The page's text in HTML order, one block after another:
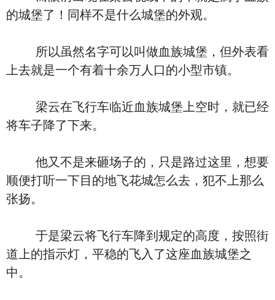
的城堡了！同样不是什么城堡的外观。
所以虽然名字可以叫做血族城堡，但外表看
上去就是一个有着十余万人口的小型市镇。
梁云在飞行车临近血族城堡上空时，就已经
将车子降了下来。
他又不是来砸场子的，只是路过这里，想要
顺便打听一下目的地飞花城怎么去，犯不上那么
张扬。
于是梁云将飞行车降到规定的高度，按照街
道上的指示灯，平稳的飞入了这座血族城堡之
中。